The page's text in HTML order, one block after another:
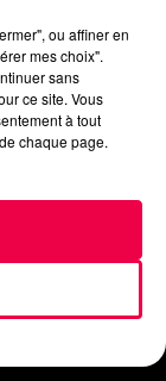
ou affiner en
mes choix".
sans
ce site. Vous
à tout
chaque page.